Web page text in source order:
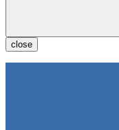
close